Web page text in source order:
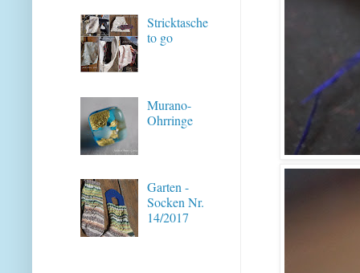
Stricktasche
to go
Murano-
Ohrringe
Garten -
Socken Nr.
14/2017